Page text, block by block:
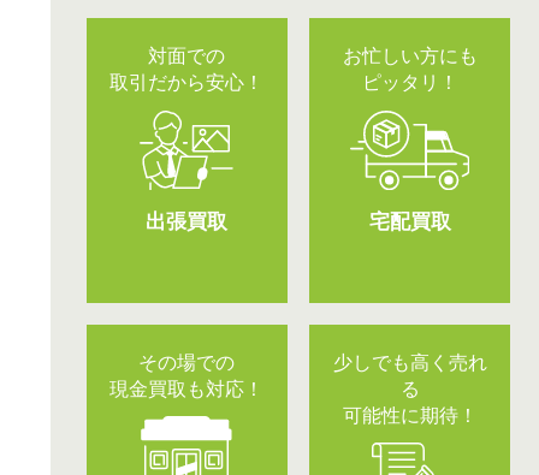
対面での
取引だから安心！
出張買取
お忙しい方にも
ピッタリ！
宅配買取
その場での
現金買取も対応！
少しでも高く売れ
る
可能性に期待！